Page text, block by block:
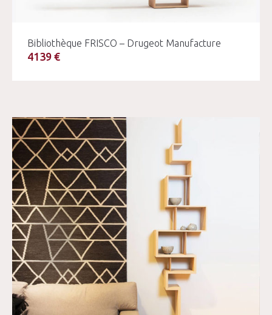
Bibliothèque FRISCO – Drugeot Manufacture
4139 €